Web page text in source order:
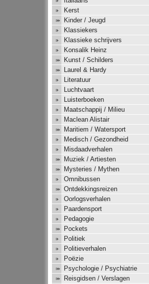
Kerst
Kinder / Jeugd
Klassiekers
Klassieke schrijvers
Konsalik Heinz
Kunst / Schilders
Laurel & Hardy
Literatuur
Luchtvaart
Luisterboeken
Maatschappij / Milieu
Maclean Alistair
Maritiem / Watersport
Medisch / Gezondheid
Misdaadverhalen
Muziek / Artiesten
Mysteries / Mythen
Omnibussen
Ontdekkingsreizen
Oorlogsverhalen
Paardensport
Pedagogie
Pockets
Politiek
Politieverhalen
Poëzie
Psychologie / Psychiatrie
Reisgidsen / Verslagen